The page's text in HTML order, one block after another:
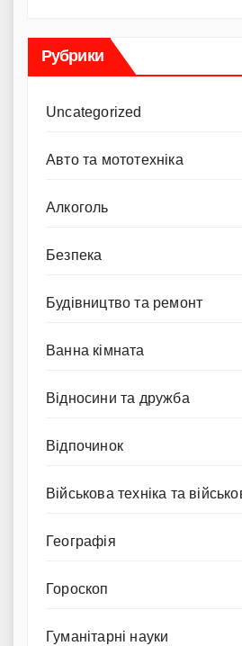
Рубрики
Uncategorized
Авто та мототехніка
Алкоголь
Безпека
Будівництво та ремонт
Ванна кімната
Відносини та дружба
Відпочинок
Військова техніка та
Географія
Гороскоп
Гуманітарні науки